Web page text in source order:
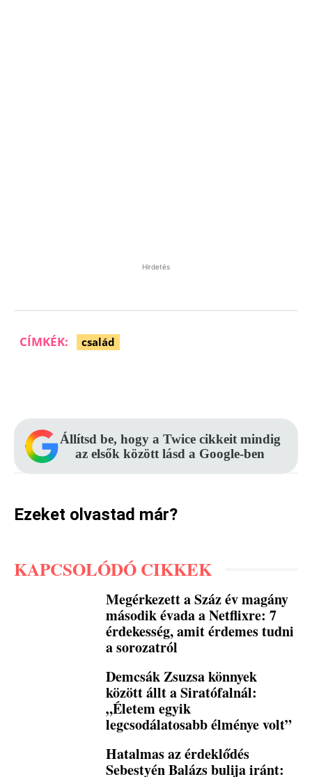
Hirdetés
CÍMKÉK: család
Állítsd be, hogy a Twice cikkeit mindig
az elsők között lásd a Google-ben
Ezeket olvastad már?
KAPCSOLÓDÓ CIKKEK
Megérkezett a Száz év magány
második évada a Netflixre: 7
érdekesség, amit érdemes tudni
a sorozatról
Demcsák Zsuzsa könnyek
között állt a Siratófalnál:
„Életem egyik
legcsodálatosabb élménye volt”
Hatalmas az érdeklődés
Sebestyén Balázs bulija iránt: